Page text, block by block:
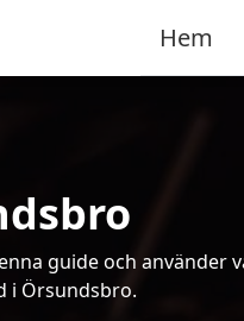
Hem
guide och
i Örsundsbro.